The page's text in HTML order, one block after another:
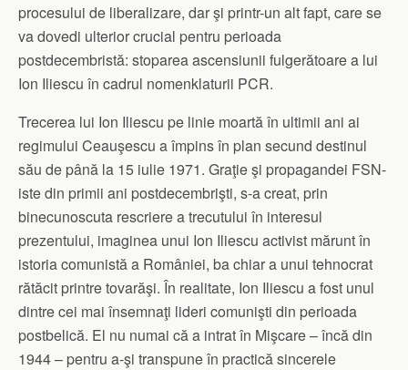
procesului de liberalizare, dar şi printr-un alt fapt, care se
va dovedi ulterior crucial pentru perioada
postdecembristă: stoparea ascensiunii fulgerătoare a lui
Ion Iliescu în cadrul nomenklaturii PCR.
Trecerea lui Ion Iliescu pe linie moartă în ultimii ani ai
regimului Ceauşescu a împins în plan secund destinul
său de până la 15 iulie 1971. Graţie şi propagandei FSN-
iste din primii ani postdecembrişti, s-a creat, prin
binecunoscuta rescriere a trecutului în interesul
prezentului, imaginea unui Ion Iliescu activist mărunt în
istoria comunistă a României, ba chiar a unui tehnocrat
rătăcit printre tovarăşi. În realitate, Ion Iliescu a fost unul
dintre cei mai însemnaţi lideri comunişti din perioada
postbelică. El nu numai că a intrat în Mişcare – încă din
1944 – pentru a-şi transpune în practică sincerele